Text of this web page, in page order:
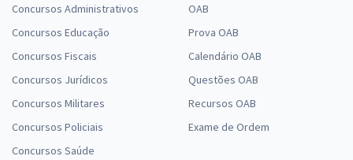
Concursos Administrativos
Concursos Educação
Concursos Fiscais
Concursos Jurídicos
Concursos Militares
Concursos Policiais
Concursos Saúde
OAB
Prova OAB
Calendário OAB
Questões OAB
Recursos OAB
Exame de Ordem